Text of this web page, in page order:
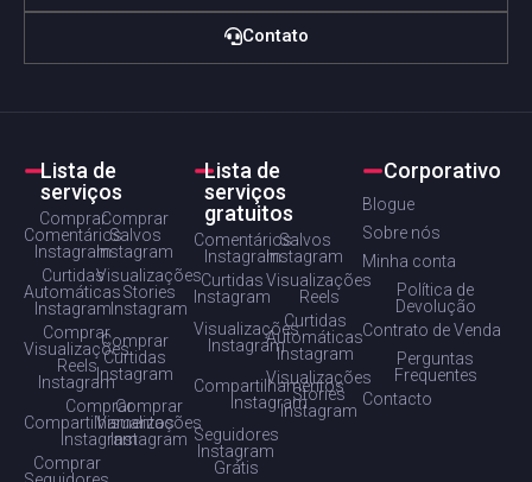
Contato
Lista de
serviços
Comprar
Comentários
Instagram
Comprar
Salvos
Instagram
Curtidas
Automáticas
Instagram
Visualizações
Stories
Instagram
Comprar
Visualizações
Reels
Instagram
Comprar
Curtidas
Instagram
Comprar
Compartilhamentos
Instagram
Comprar
Visualizações
Instagram
Comprar
Lista de
serviços
gratuitos
Comentários
Instagram
Salvos
Instagram
Curtidas
Instagram
Visualizações
Reels
Visualizações
Instagram
Curtidas
Automáticas
Instagram
Compartilhamentos
Instagram
Visualizações
Stories
Instagram
Seguidores
Instagram
Grátis
Corporativo
Blogue
Sobre nós
Minha conta
Política de
Devolução
Contrato de Venda
Perguntas
Frequentes
Contacto